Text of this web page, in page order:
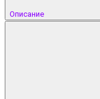
Описание